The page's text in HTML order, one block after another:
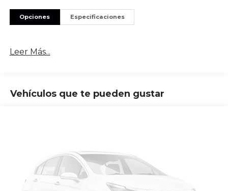
Opciones Especificaciones
Leer Más...
Vehículos que te pueden gustar